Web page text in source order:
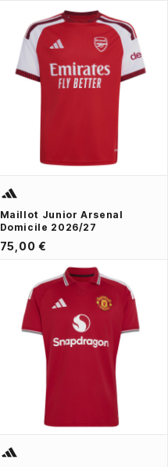
Maillot Junior Arsenal
Domicile 2026/27
75,00 €